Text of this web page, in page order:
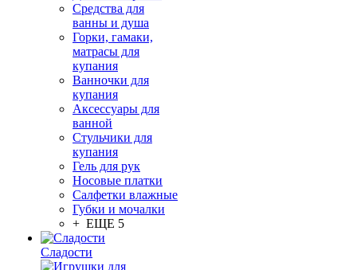
Средства для
ванны и душа
Горки, гамаки,
матрасы для
купания
Ванночки для
купания
Аксессуары для
ванной
Стульчики для
купания
Гель для рук
Носовые платки
Салфетки влажные
Губки и мочалки
+ ЕЩЕ 5
Сладости